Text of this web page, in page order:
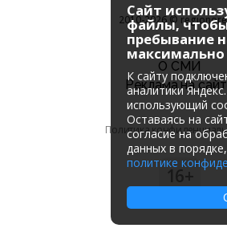
2010-2026 ©
О СМИ
Реклама на
Политика
16+
Сайт
файлы,
пребывание
К cайту
аналитики
использующий
Оставаясь на
согласие на
данных в
политике